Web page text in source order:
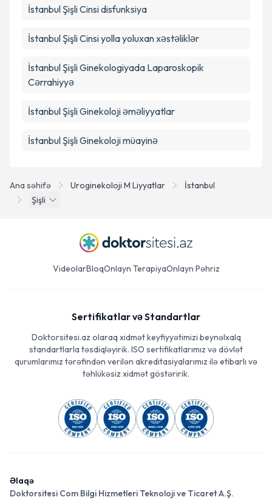
Ana səhifə Uroginekoloji M Liyyatlar
İstanbul
Şişli
İstanbul Şişli Cinsi disfunksiya
İstanbul Şişli Cinsi yolla yoluxan xəstəliklər
İstanbul Şişli Ginekologiyada Laparoskopik
Cərrahiyyə
İstanbul Şişli Ginekoloji əməliyyatlar
İstanbul Şişli Ginekoloji müayinə
VideolarBloqOnlayn TerapiyaOnlayn Pəhriz
Sertifikatlar və Standartlar
Doktorsitesi.az olaraq xidmət keyfiyyətimizi beynəlxalq
standartlarla təsdiqləyirik. ISO sertifikatlarımız və dövlət
qurumlarımız tərəfindən verilən akreditasiyalarımız ilə etibarlı və
təhlükəsiz xidmət göstəririk.
Əlaqə
Doktorsitesi Com Bilgi Hizmetleri Teknoloji ve Ticaret A.Ş.